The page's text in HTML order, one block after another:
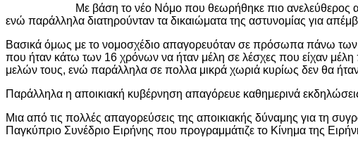
Με βάση το νέο Νόμο που θεωρήθηκε πιο ανελεύθερος
ενώ παράλληλα διατηρούνταν τα δικαιώματα της αστυνομίας για
Βασικά όμως με το νομοσχέδιο απαγορευόταν σε πρόσωπα πάνω
που ήταν κάτω των 16 χρόνων να ήταν μέλη σε λέσχες που είχαν
μελών τους, ενώ παράλληλα σε πολλα μικρά χωριά κυρίως δεν θα ήταν
Παράλληλα η αποικιακή κυβέρνηση απαγόρευε καθημερινά
Μια από τις πολλές απαγορεύσεις της αποικιακής δύναμης για τη
Παγκύπριο Συνέδριο Ειρήνης που προγραμμάτιζε το Κίνημα της